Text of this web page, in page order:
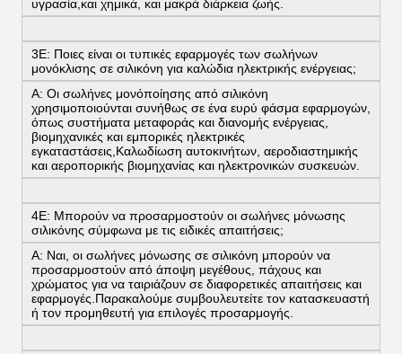
υγρασία,και χημικά, και μακρά διάρκεια ζωής.
3Ε: Ποιες είναι οι τυπικές εφαρμογές των σωλήνων
μονόκλισης σε σιλικόνη για καλώδια ηλεκτρικής ενέργειας;
Α: Οι σωλήνες μονόποίησης από σιλικόνη
χρησιμοποιούνται συνήθως σε ένα ευρύ φάσμα εφαρμογών,
όπως συστήματα μεταφοράς και διανομής ενέργειας,
βιομηχανικές και εμπορικές ηλεκτρικές
εγκαταστάσεις,Καλωδίωση αυτοκινήτων, αεροδιαστημικής
και αεροπορικής βιομηχανίας και ηλεκτρονικών συσκευών.
4Ε: Μπορούν να προσαρμοστούν οι σωλήνες μόνωσης
σιλικόνης σύμφωνα με τις ειδικές απαιτήσεις;
Α: Ναι, οι σωλήνες μόνωσης σε σιλικόνη μπορούν να
προσαρμοστούν από άποψη μεγέθους, πάχους και
χρώματος για να ταιριάζουν σε διαφορετικές απαιτήσεις και
εφαρμογές.Παρακαλούμε συμβουλευτείτε τον κατασκευαστή
ή τον προμηθευτή για επιλογές προσαρμογής.